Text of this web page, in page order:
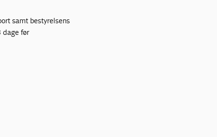
samt bestyrelsens
dage før